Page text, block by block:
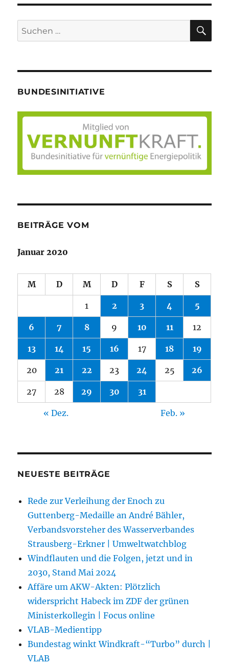
Suche
nach:
BUNDESINITIATIVE
BEITRÄGE VOM
Januar 2020
M D M D F S S
1 2 3 4 5
6 7 8 9 10 11 12
13 14 15 16 17 18 19
20 21 22 23 24 25 26
27 28 29 30 31
« Dez. Feb. »
NEUESTE BEITRÄGE
Rede zur Verleihung der Enoch zu
Guttenberg-Medaille an André Bähler,
Verbandsvorsteher des Wasserverbandes
Strausberg-Erkner | Umweltwatchblog
Windflauten und die Folgen, jetzt und in
2030, Stand Mai 2024
Affäre um AKW-Akten: Plötzlich
widerspricht Habeck im ZDF der grünen
Ministerkollegin | Focus online
VLAB-Medientipp
Bundestag winkt Windkraft-“Turbo” durch |
VLAB